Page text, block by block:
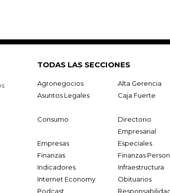
TODAS LAS SECCIONES
Agronegocios Alta Gerencia
Asuntos Legales
Caja Fuerte
Consumo
Directorio
Empresarial
Empresas Especiales
Finanzas
Finanzas
Indicadores
Infraestructura
Internet Economy
Obituarios
Podcast